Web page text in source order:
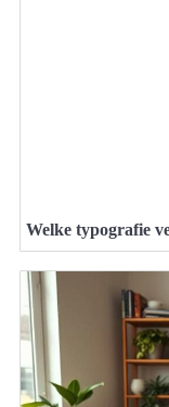
Welke typografie